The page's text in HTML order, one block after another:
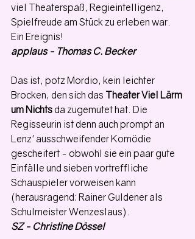
viel Theaterspaß, Regieintelligenz,
Spielfreude am Stück zu erleben war.
Ein Ereignis!
applaus - Thomas C. Becker
Das ist, potz Mordio, kein leichter
Brocken, den sich das Theater Viel Lärm
um Nichts da zugemutet hat. Die
Regisseurin ist denn auch prompt an
Lenz' ausschweifender Komödie
gescheitert - obwohl sie ein paar gute
Einfälle und sieben vortreffliche
Schauspieler vorweisen kann
(herausragend: Rainer Guldener als
Schulmeister Wenzeslaus).
SZ - Christine Dössel